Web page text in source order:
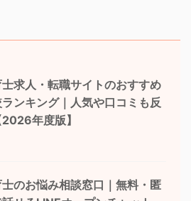
求人・転職サイトのおすすめ
ランキング｜人気や口コミも反
年度版】
のお悩み相談窓口｜無料・匿